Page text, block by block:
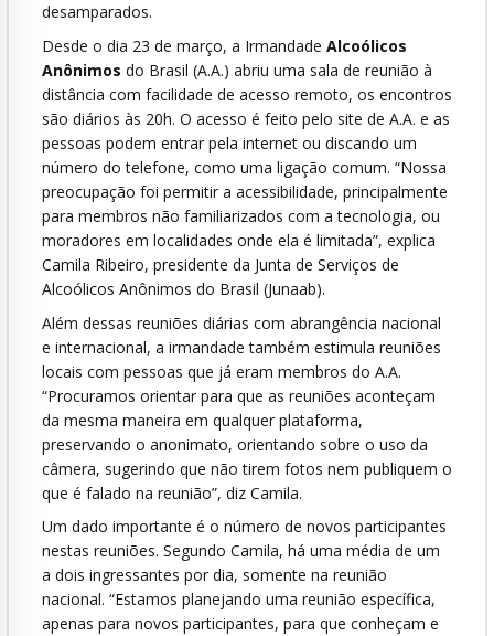
desamparados.
Desde o dia 23 de março, a Irmandade Alcoólicos
Anônimos do Brasil (A.A.) abriu uma sala de reunião à
distância com facilidade de acesso remoto, os encontros
são diários às 20h. O acesso é feito pelo site de A.A. e as
pessoas podem entrar pela internet ou discando um
número do telefone, como uma ligação comum. “Nossa
preocupação foi permitir a acessibilidade, principalmente
para membros não familiarizados com a tecnologia, ou
moradores em localidades onde ela é limitada”, explica
Camila Ribeiro, presidente da Junta de Serviços de
Alcoólicos Anônimos do Brasil (Junaab).
Além dessas reuniões diárias com abrangência nacional
e internacional, a irmandade também estimula reuniões
locais com pessoas que já eram membros do A.A.
“Procuramos orientar para que as reuniões aconteçam
da mesma maneira em qualquer plataforma,
preservando o anonimato, orientando sobre o uso da
câmera, sugerindo que não tirem fotos nem publiquem o
que é falado na reunião”, diz Camila.
Um dado importante é o número de novos participantes
nestas reuniões. Segundo Camila, há uma média de um
a dois ingressantes por dia, somente na reunião
nacional. “Estamos planejando uma reunião específica,
apenas para novos participantes, para que conheçam e